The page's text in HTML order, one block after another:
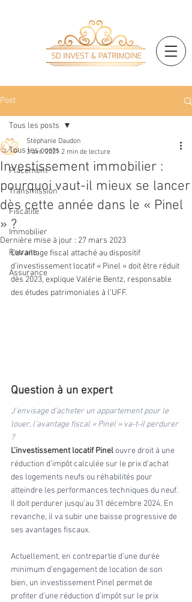
Post
Tous les posts
Placement
Transmission
Fiscalité
Immobilier
Retraite
Assurance
Tous les posts
Investissement immobilier :
pourquoi vaut-il mieux se lancer
dès cette année dans le « Pinel
» ?
Stéphanie Daudon
3 avr. 2021 2 min de lecture
Dernière mise à jour : 27 mars 2023
L’avantage fiscal attaché au dispositif
d’investissement locatif « Pinel » doit être réduit
dès 2023, explique Valérie Bentz, responsable
des études patrimoniales à l’UFF.
Question à un expert
J’envisage d’acheter un appartement pour le
louer, l’avantage fiscal « Pinel » va-t-il perdurer
?
L’investissement locatif Pinel ouvre droit à une
réduction d’impôt calculée sur le prix d’achat
des logements neufs ou réhabilités pour
atteindre les performances techniques du neuf.
Il doit perdurer jusqu’au 31 décembre 2024. En
revanche, il va subir une baisse progressive de
ses avantages fiscaux.
Actuellement, en contrepartie d’une durée
minimum d’engagement de location de son
bien, un investissement Pinel permet de
profiter d’une réduction d’impôt sur le prix